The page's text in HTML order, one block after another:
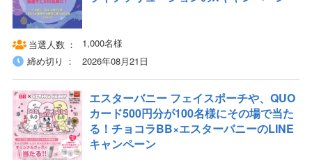
当選人数
1,000名様
締め切り
2026年08月21日
エスターバニー フェイスポーチや、QUO
カード500円分が100名様にその場で当た
る！チョコラBB×エスターバニーのLINE
キャンペーン